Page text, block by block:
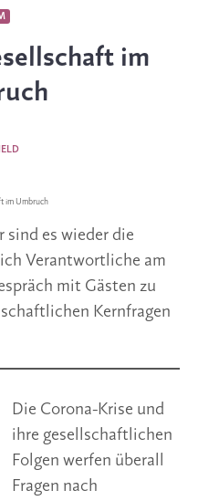
im
im Umbruch
sind es wieder die
Verantwortliche am
mit Gästen zu
Kernfragen
Die Corona-Krise und
ihre gesell­schaftlichen
Folgen werfen überall
Fragen nach